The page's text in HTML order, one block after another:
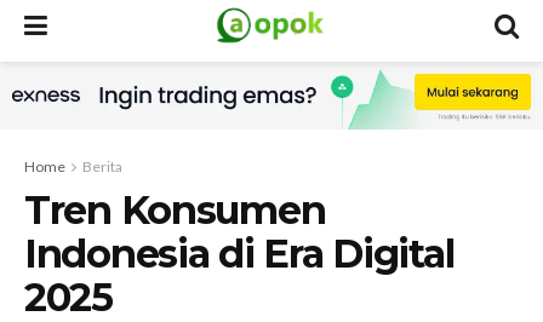
Home Berita
Tren Konsumen
Indonesia di Era Digital
2025